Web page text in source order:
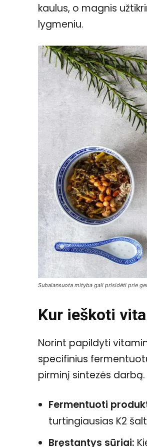
kaulus, o magnis
lygmeniu.
Subalansuota mityba gali prisidėti prie
Kur ieškoti
Norint papildyti
specifinius
pirminį sintezės darbą.
Fermentuoti
turtingiausias K2
Bręstantys sūriai: